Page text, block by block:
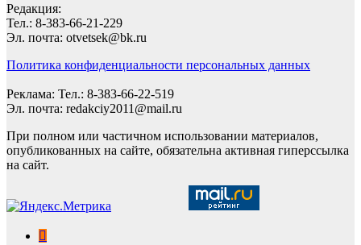
Редакция:
Тел.: 8-383-66-21-229
Эл. почта: otvetsek@bk.ru
Политика конфиденциальности персональных данных
Реклама: Тел.: 8-383-66-22-519
Эл. почта: redakciy2011@mail.ru
При полном или частичном использовании материалов,
опубликованных на сайте, обязательна активная гиперссылка
на сайт.